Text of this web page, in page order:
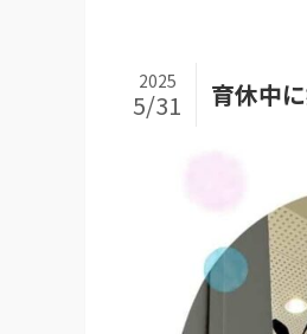
育休中
2025
5/31